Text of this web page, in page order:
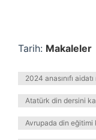
Tarih: Makaleler
2024 anasınıfı
Atatürk din dersini
Avrupada din eğitimi